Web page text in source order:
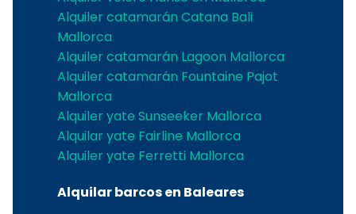
Alquiler catamarán Catana Bali
Mallorca
Alquiler catamarán Lagoon Mallorca
Alquiler catamarán Fountaine Pajot
Mallorca
Alquiler yate Sunseeker Mallorca
Alquilar yate Fairline Mallorca
Alquiler yate Ferretti Mallorca
Alquilar barcos en Baleares